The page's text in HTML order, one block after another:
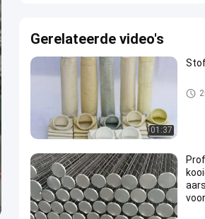
Gerelateerde video's
01:37